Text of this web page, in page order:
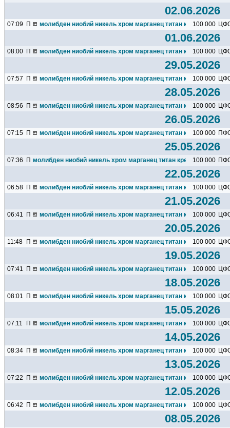
02.06.2026
07:09 П молибден ниобий никель хром марганец титан кремний чугун
100 000
01.06.2026
08:00 П молибден ниобий никель хром марганец титан кремний чугун
100 000
29.05.2026
07:57 П молибден ниобий никель хром марганец титан кремний чугун
100 000
28.05.2026
08:56 П молибден ниобий никель хром марганец титан кремний чугун
100 000
26.05.2026
07:15 П молибден ниобий никель хром марганец титан кремний чугун
100 000
25.05.2026
07:36 П молибден ниобий никель хром марганец титан кремний чугун
100 000
22.05.2026
06:58 П молибден ниобий никель хром марганец титан кремний чугун
100 000
21.05.2026
06:41 П молибден ниобий никель хром марганец титан кремний чугун
100 000
20.05.2026
11:48 П молибден ниобий никель хром марганец титан кремний чугун
100 000
19.05.2026
07:41 П молибден ниобий никель хром марганец титан кремний чугун
100 000
18.05.2026
08:01 П молибден ниобий никель хром марганец титан кремний чугун
100 000
15.05.2026
07:11 П молибден ниобий никель хром марганец титан кремний чугун
100 000
14.05.2026
08:34 П молибден ниобий никель хром марганец титан кремний чугун
100 000
13.05.2026
07:22 П молибден ниобий никель хром марганец титан кремний чугун
100 000
12.05.2026
06:42 П молибден ниобий никель хром марганец титан кремний чугун
100 000
08.05.2026